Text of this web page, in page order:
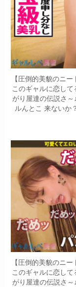
【圧倒的美貌のニ
このギャルに恋し
がり屋達の伝説さ
ルんとこ 来ないか
【圧倒的美貌のニ
このギャルに恋し
がり屋達の伝説さ